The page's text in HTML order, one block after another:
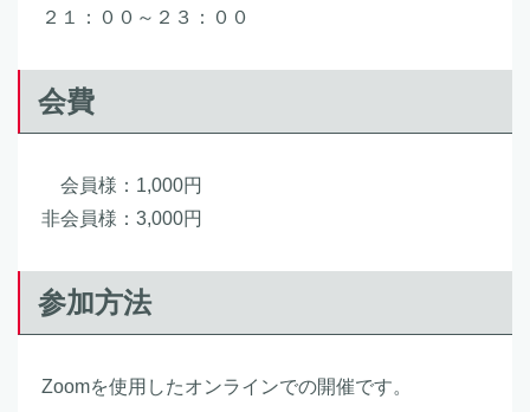
２１：００～２３：００
会費
会員様：1,000円
非会員様：3,000円
参加方法
Zoomを使用したオンラインでの開催です。